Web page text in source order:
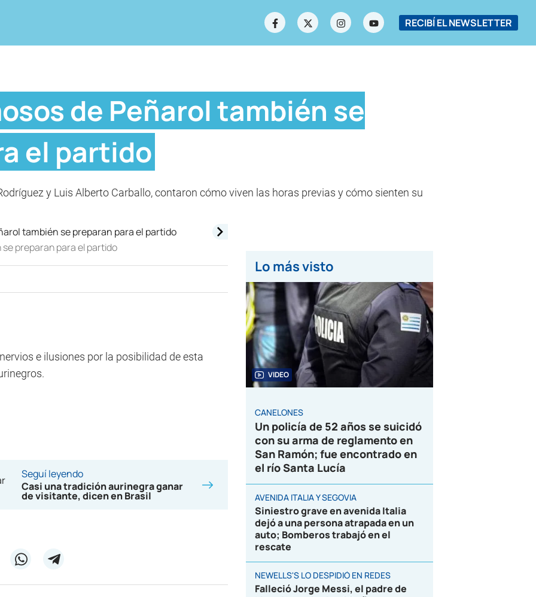
RECIBÍ EL NEWSLETTER
de Peñarol también se
el partido
y Luis Alberto Carballo, contaron cómo viven las horas previas y cómo sienten su
preparan para el partido
e ilusiones por la posibilidad de esta
Seguí leyendo
Casi una tradición aurinegra ganar
de visitante, dicen en Brasil
Lo más visto
VIDEO
CANELONES
Un policía de 52 años se suicidó
con su arma de reglamento en
San Ramón; fue encontrado en
el río Santa Lucía
AVENIDA ITALIA Y SEGOVIA
Siniestro grave en avenida Italia
dejó a una persona atrapada en un
auto; Bomberos trabajó en el
rescate
NEWELLS'S LO DESPIDIÓ EN REDES
Falleció Jorge Messi, el padre de